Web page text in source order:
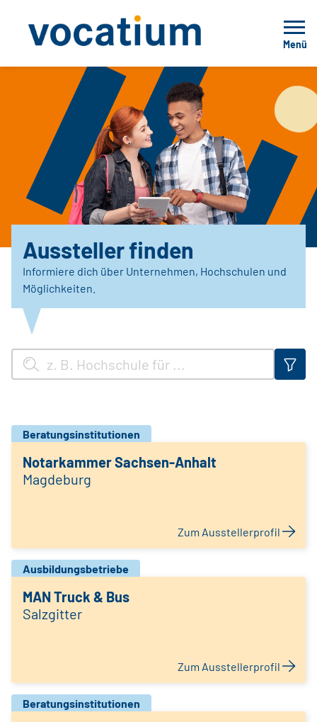
Menü
Aussteller finden
Informiere dich über Unternehmen, Hochschulen und
Möglichkeiten.
Beratungsinstitutionen
Notarkammer Sachsen-Anhalt
Magdeburg
Zum Ausstellerprofil
Ausbildungsbetriebe
MAN Truck & Bus
Salzgitter
Zum Ausstellerprofil
Beratungsinstitutionen